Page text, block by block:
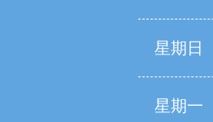
星期日
星期一